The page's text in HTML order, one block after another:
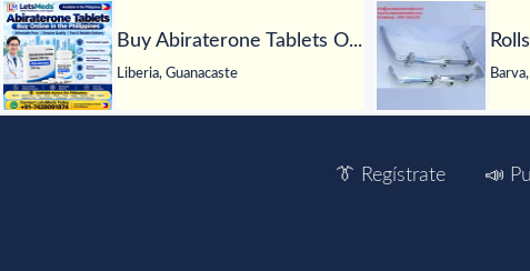
Buy Abiraterone Tablets O...
Liberia, Guanacaste
👔 Regístrate 📣